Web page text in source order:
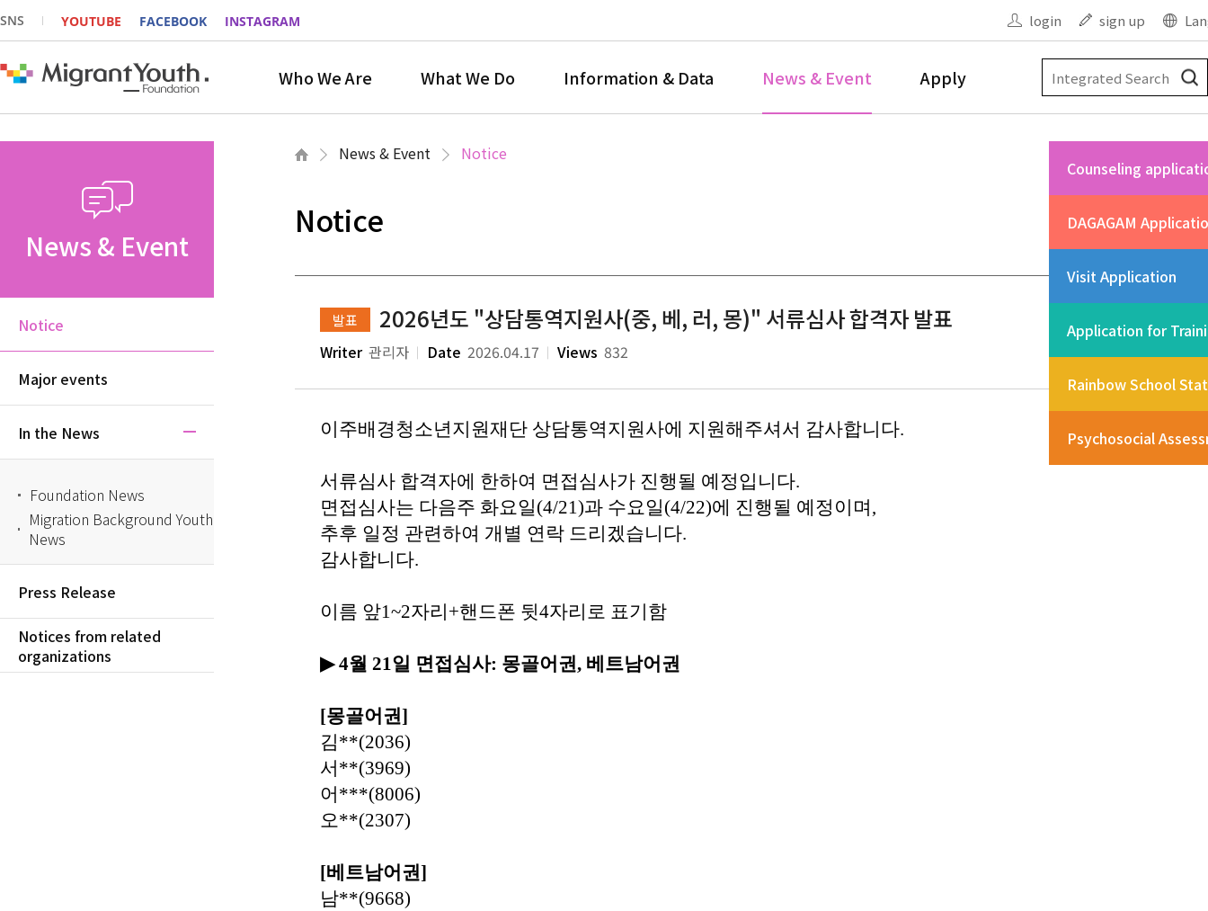
SNS YOUTUBE FACEBOOK INSTAGRAM login sign up
Who We Are What We Do Information & Data News & Event Apply
Counseling
DAGAGAM
Visit Application
Application for
Rainbow School
Psychosocial
News & Event Notice
News & Event
Notice
Major events
In the News
Foundation News
Migration Background Youth
News
Press Release
Notices from related
organizations
Notice
발표 2026년도 "상담통역지원사(중, 베, 러, 몽)" 서류심사 합격자 발표
Writer 관리자 Date 2026.04.17 Views 832
이주배경청소년지원재단 상담통역지원사에 지원해주셔서 감사합니다.
서류심사 합격자에 한하여 면접심사가 진행될 예정입니다.
면접심사는 다음주 화요일(4/21)과 수요일(4/22)에 진행될 예정이며,
추후 일정 관련하여 개별 연락 드리겠습니다.
감사합니다.
이름 앞1~2자리+핸드폰 뒷4자리로 표기함
▶4월 21일 면접심사: 몽골어권, 베트남어권
[몽골어권]
김**(2036)
서**(3969)
어***(8006)
오**(2307)
[베트남어권]
남**(9668)